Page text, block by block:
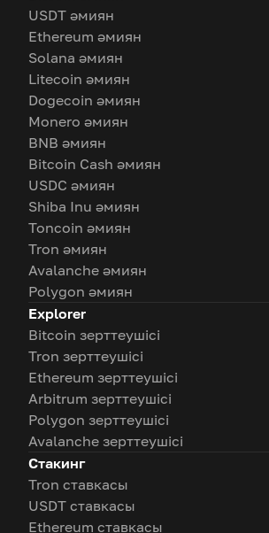
USDT әмиян
Ethereum әмиян
Solana әмиян
Litecoin әмиян
Dogecoin әмиян
Monero әмиян
BNB әмиян
Bitcoin Cash әмиян
USDC әмиян
Shiba Inu әмиян
Toncoin әмиян
Tron әмиян
Avalanche әмиян
Polygon әмиян
Explorer
Bitcoin зерттеушісі
Tron зерттеушісі
Ethereum зерттеушісі
Arbitrum зерттеушісі
Polygon зерттеушісі
Avalanche зерттеушісі
Стакинг
Tron ставкасы
USDT ставкасы
Ethereum ставкасы